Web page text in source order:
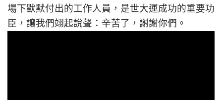
場下默默付出的工作人員，是世大運成功的重要功
臣，讓我們翊起說聲：辛苦了，謝謝你們。